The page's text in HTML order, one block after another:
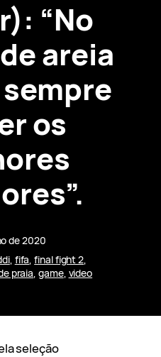
“No
areia
os
de 2020
, fifa, final fight 2
praia, game, video
seleção